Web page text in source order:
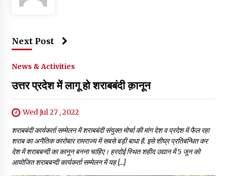
Next Post
News & Activities
उत्तर प्रदेश में लागू हो शराबबंदी क़ानून
Wed Jul 27 , 2022
शराबबंदी कार्यकर्ता सम्मेलन में शराबबंदी संयुक्त मोर्चा की मांग देश व प्रदेश में फैल रहा
शराब का अनैतिक कारोबार रामराज्य में सबसे बड़ी बाधा है. इसे शीघ्र प्रतिबन्धित कर
देश में शराबबन्दी का कानून बनना चाहिए। हरदोई स्थित शहीद उद्यान में 5 जून को
आयोजित शराबबन्दी कार्यकर्ता सम्मेलन में यह […]